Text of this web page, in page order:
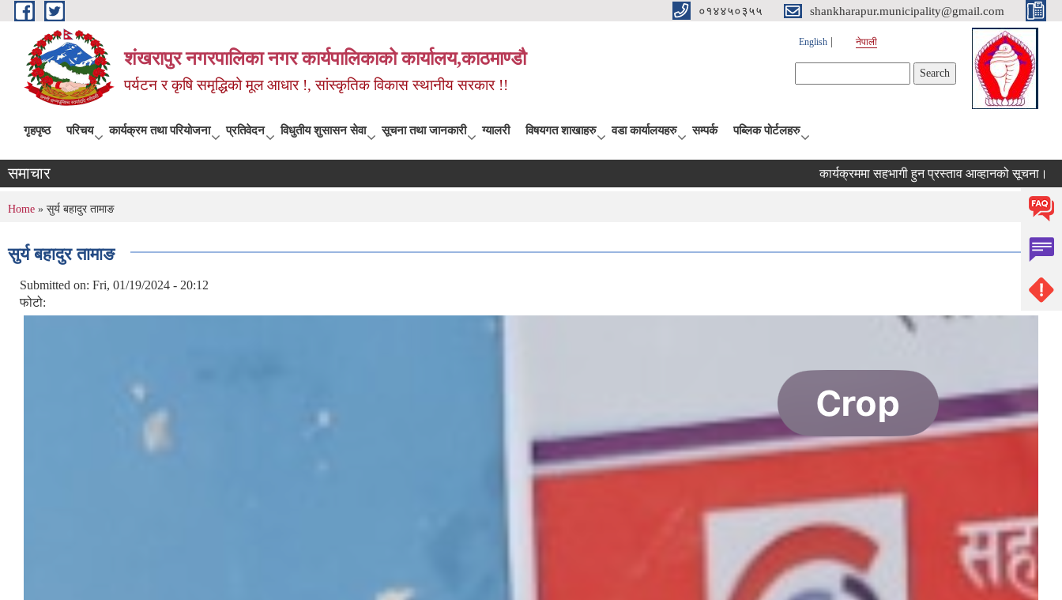
Skip to main content ०१४४५०३५५ shankharapur.municipality@gmail.com
शंखरापुर नगरपालिका नगर कार्यपालिकाको कार्यालय,काठमाण्डौ
पर्यटन र कृषि समृद्धिको मूल आधार !, सांस्कृतिक विकास स्थानीय सरकार !!
English नेपाली
गृहपृष्ठ परिचय कार्यक्रम तथा परियोजना प्रतिवेदन विधुतीय शुसासन सेवा सूचना तथा जानकारी ग्यालरी विषयगत शाखाहरु वडा कार्यालयहरु सम्पर्क पब्लिक पोर्टलहरु
समाचार कार्यक्रममा सहभागी हुन प्रस्ताव आव्हानको सूचना। कर छुट
You are here
Home » सुर्य बहादुर तामाङ
सुर्य बहादुर तामाङ
Submitted on: Fri, 01/19/2024 - 20:12
फोटो: